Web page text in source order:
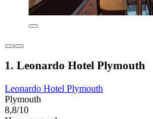
1. Leonardo Hotel Plymouth
Leonardo Hotel Plymouth
Plymouth
8,8/10